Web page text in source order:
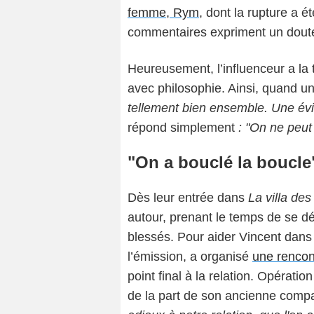
femme, Rym, dont la rupture a
commentaires expriment un
Heureusement, l’influenceur a
avec philosophie. Ainsi, quand
tellement bien ensemble. Une
répond simplement : "On ne peut
"On a bouclé la
Dès leur entrée dans La villa
autour, prenant le temps de se
blessés. Pour aider Vincent
l’émission, a organisé une
point final à la relation.
de la part de son ancienne